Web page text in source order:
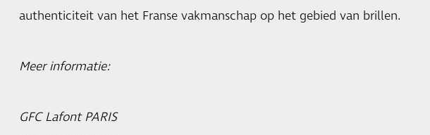
authenticiteit van het Franse vakmanschap op het gebied van brillen.
Meer informatie:
GFC Lafont PARIS